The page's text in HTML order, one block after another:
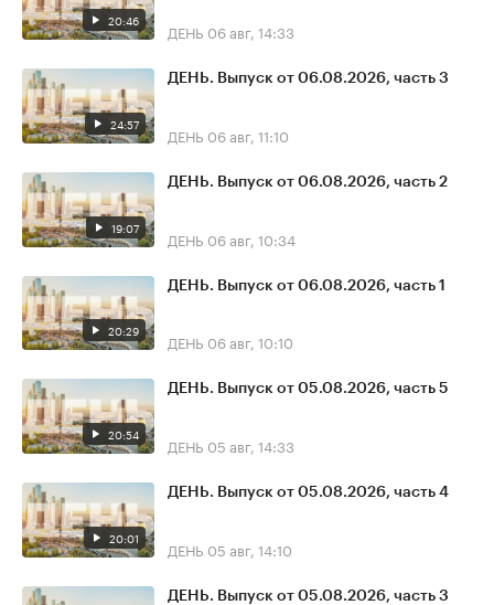
20:46 ДЕНЬ 06 авг, 14:33
24:57
ДЕНЬ. Выпуск от 06.08.2026, часть 3
ДЕНЬ 06 авг, 11:10
19:07
ДЕНЬ. Выпуск от 06.08.2026, часть 2
ДЕНЬ 06 авг, 10:34
20:29
ДЕНЬ. Выпуск от 06.08.2026, часть 1
ДЕНЬ 06 авг, 10:10
20:54
ДЕНЬ. Выпуск от 05.08.2026, часть 5
ДЕНЬ 05 авг, 14:33
20:01
ДЕНЬ. Выпуск от 05.08.2026, часть 4
ДЕНЬ 05 авг, 14:10
ДЕНЬ. Выпуск от 05.08.2026, часть 3